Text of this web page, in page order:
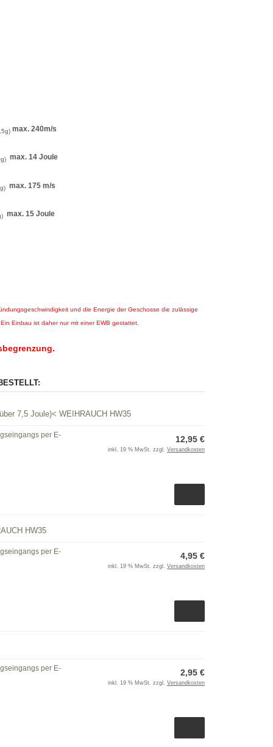
max. 240m/s
max. 14 Joule
max. 175 m/s
max. 15 Joule
und die Energie der Geschosse die zulässige
Einbau ist daher nur mit einer EWB gestattet.
7,5 Joule)< WEIHRAUCH HW35
per E-
12,95 €
inkl. 19 % MwSt. zzgl. Versandkosten
HW35
per E-
4,95 €
inkl. 19 % MwSt. zzgl. Versandkosten
per E-
2,95 €
inkl. 19 % MwSt. zzgl. Versandkosten